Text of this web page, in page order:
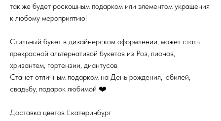
так же будет роскошным подарком или элементом украшения
к любому мероприятию!
Стильный букет в дизайнерском оформлении, может стать
прекрасной альтернативой букетов из Роз, пионов,
хризантем, гортензии, диантусов
Станет отличным подарком на День рождения, юбилей,
свадьбу, подарок любимой ❤️
Доставка цветов Екатеринбург